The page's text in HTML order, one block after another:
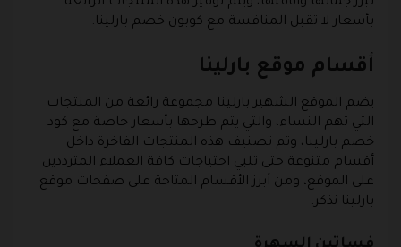
بأسعار لا تقبل المنافسة مع كوبون خصم بارلينا.
أقسام موقع بارلينا
يضم الموقع الشهير بارلينا مجموعة رائعة من المنتجات
التي تهم النساء، والتي يتم طرحها بأسعار خاصة مع كود
خصم بارلينا، وتم تصنيف هذه المنتجات الفاخرة داخل
أقسام متنوعة حتى تلبي احتياجات كافة العملاء المترددين
على الموقع، ومن أبرز الأقسام المتاحة على صفحات موقع
بارلينا نذكر: